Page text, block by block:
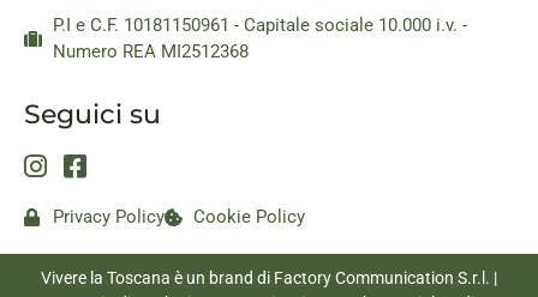
P.I e C.F. 10181150961 - Capitale sociale 10.000 i.v. -
Numero REA MI2512368
Seguici su
Privacy Policy Cookie Policy
Vivere la Toscana è un brand di Factory Communication S.r.l. |